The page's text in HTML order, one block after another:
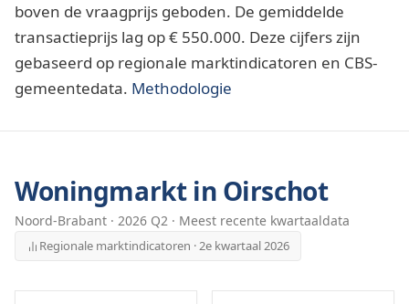
boven de vraagprijs geboden. De gemiddelde
transactieprijs lag op € 550.000. Deze cijfers zijn
gebaseerd op regionale marktindicatoren en CBS-
gemeentedata. Methodologie
Woningmarkt in Oirschot
Noord-Brabant · 2026 Q2 · Meest recente kwartaaldata
Regionale marktindicatoren · 2e kwartaal 2026